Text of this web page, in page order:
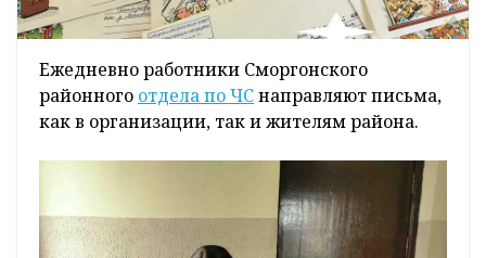
Ежедневно работники Сморгонского
районного отдела по ЧСнаправляют письма,
как в организации, так и жителям района.